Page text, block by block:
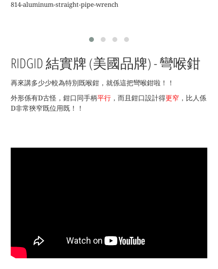
814-aluminum-straight-pipe-wrench
RIDGID 結實牌 (美國品牌) - 彎喉鉗
再來講多少少較為特別既喉鉗，就係這把彎喉鉗啦！！
外形係有D古怪，鉗口同手柄平行 ，而且鉗口設計得更窄 ，比人係
D非常狹窄既位用既！！